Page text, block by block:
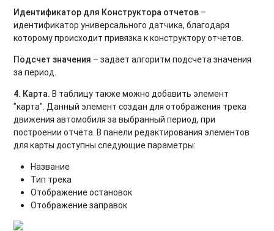
Идентификатор для Конструктора отчетов –
идентификатор универсального датчика, благодаря
которому происходит привязка к конструктору отчетов.
Подсчет значения – задает алгоритм подсчета значения
за период.
4. Карта. В таблицу также можно добавить элемент
"карта". Данный элемент создан для отображения трека
движения автомобиля за выбранный период, при
построении отчёта. В панели редактирования элементов
для карты доступны следующие параметры:
Название
Тип трека
Отображение остановок
Отображение заправок